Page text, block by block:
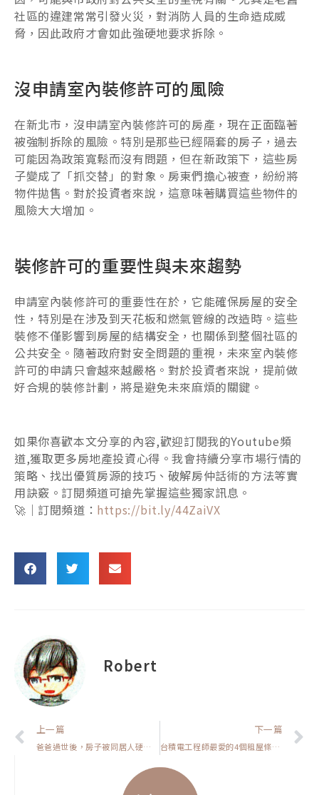
社區的違建常常引發火災，對消防人員的生命造成威
脅，因此政府才會如此強硬地要求拆除。
沒申請室內裝修許可的風險
在新北市，沒申請室內裝修許可的房產，現在正面臨著
被強制拆除的風險。特別是那些已經隔套的房子，過去
可能因為政策寬鬆而沒有問題，但在新政策下，這些房
子變成了「抓交替」的對象。房東們擔心被查，紛紛將
物件拋售。對於投資者來說，這意味著購買這些物件的
風險大大增加。
裝修許可的重要性與未來趨勢
申請室內裝修許可的重要性在於，它能確保房屋的安全
性，特別是在涉及到天花板和燃氣管線的改造時。這些
裝修不僅影響到房屋的結構安全，也關係到整個社區的
公共安全。隨著政府對安全問題的重視，未來室內裝修
許可的申請只會越來越嚴格。對於投資者來說，提前做
好合規的裝修計劃，將是避免未來麻煩的關鍵。
如果你喜歡本文分享的內容,歡迎訂閱我的Youtube頻
道,獲取更多房地產投資心得。我會持續分享市場行情的
策略、找出優質房源的技巧、破解房仲話術的方法等實
用訣竅。訂閱頻道可搶先掌握這些獨家訊息。
🚀｜訂閱頻道： https://bit.ly/44ZaiVX
Robert
上一頁
上一篇
爸爸過世後，房子被同居人硬占？你要怎麼守住自己的權益【房市保命符】
下一篇
台積電工程師最愛的4個租屋條件！挑對這幾點，他就會來租你的房子【高雄在地人閒聊】